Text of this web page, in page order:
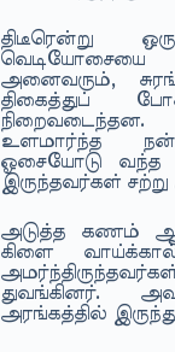
திடீரென்று
வெடியோசையை
அனைவரும்,
திகைத்துப்
உளமார்ந்த
ஓசையோடு வந்த
இருந்தவர்கள்
அடுத்த கணம்
கிளை
துவங்கினர்.
அரங்கத்தில்